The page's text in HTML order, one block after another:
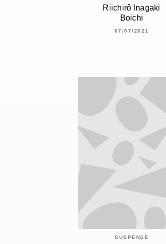
Riichirô Inagaki
Boichi
07/07/2021
SUSPENSE